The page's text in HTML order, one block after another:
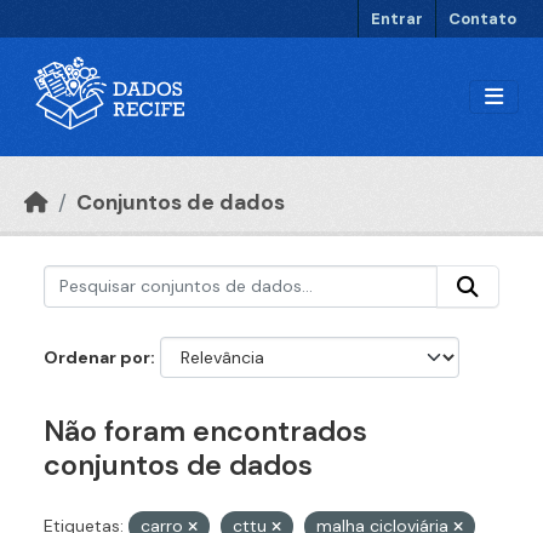
Entrar Contato
Conjuntos de dados
Ordenar por
Não foram encontrados
conjuntos de dados
Etiquetas: carro cttu
malha cicloviária